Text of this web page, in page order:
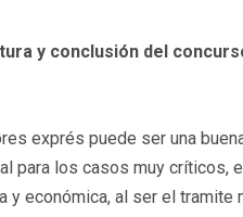
y conclusión del
exprés puede ser una
para los casos muy críticos,
y económica, al ser el